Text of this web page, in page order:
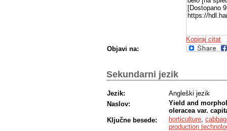
[Dostopano
https://
Kopiraj citat
Objavi na:
Sekundarni jezik
Jezik:
Angleški jezik
Naslov:
Yield and
oleracea var.
Ključne besede:
horticulture
production